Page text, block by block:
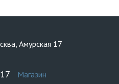
Амурская 17
Магазин